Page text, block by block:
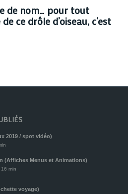
de nom… pour tout
ce drôle d’oiseau, c’est
2019 / spot vidéo)
(Affiches Menus et Animations)
min
voyage)